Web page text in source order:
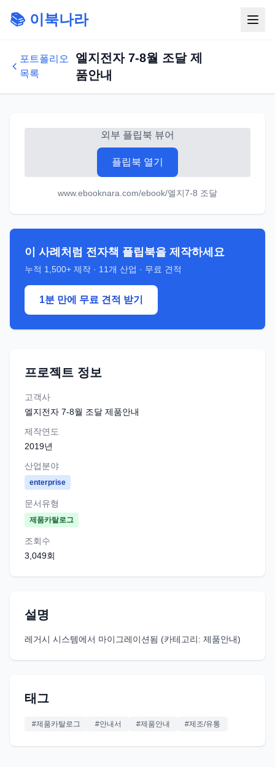
📚 이북나라
포트폴리오
목록
엘지전자 7-8월 조달 제
품안내
외부 플립북 뷰어
플립북 열기
www.ebooknara.com/ebook/엘지7-8 조달
이 사례처럼 전자책 플립북을 제작하세요
누적 1,500+ 제작 · 11 개 산업 · 무료 견적
1분 만에 무료 견적 받기
프로젝트 정보
고객사
엘지전자 7-8월 조달 제품안내
제작연도
2019년
산업분야
enterprise
문서유형
제품카탈로그
조회수
3,049회
설명
레거시 시스템에서 마이그레이션됨 (카테고리: 제품안내)
태그
#제품카탈로그 #안내서 #제품안내 #제조/유통